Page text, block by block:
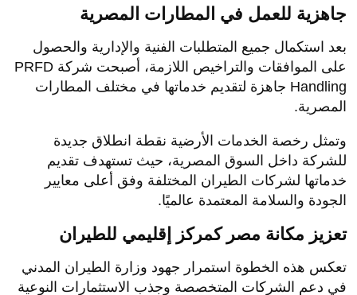
جاهزية للعمل في المطارات المصرية
بعد استكمال جميع المتطلبات الفنية والإدارية والحصول
على الموافقات والتراخيص اللازمة، أصبحت شركة PRFD
Handling جاهزة لتقديم خدماتها في مختلف المطارات
المصرية.
وتمثل رخصة الخدمات الأرضية نقطة انطلاق جديدة
للشركة داخل السوق المصرية، حيث تستهدف تقديم
خدماتها لشركات الطيران المختلفة وفق أعلى معايير
الجودة والسلامة المعتمدة عالميًا.
تعزيز مكانة مصر كمركز إقليمي للطيران
تعكس هذه الخطوة استمرار جهود وزارة الطيران المدني
في دعم الشركات المتخصصة وجذب الاستثمارات النوعية